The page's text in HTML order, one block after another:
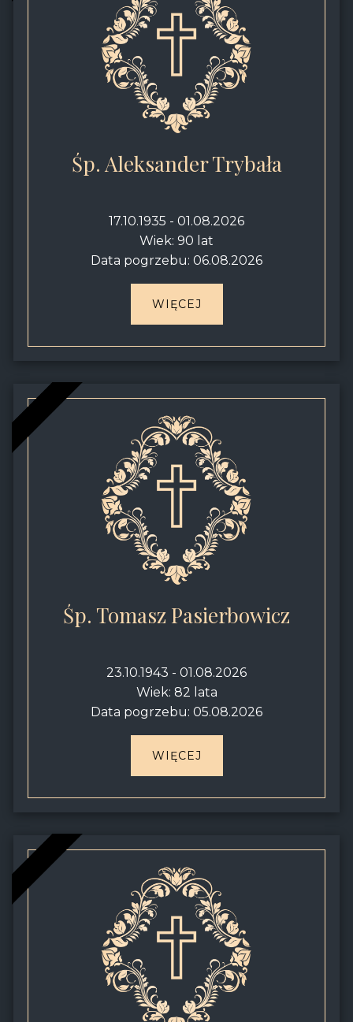
Śp. Aleksander Trybała
17.10.1935 - 01.08.2026
Wiek: 90 lat
Data pogrzebu: 06.08.2026
WIĘCEJ
Śp. Tomasz Pasierbowicz
23.10.1943 - 01.08.2026
Wiek: 82 lata
Data pogrzebu: 05.08.2026
WIĘCEJ